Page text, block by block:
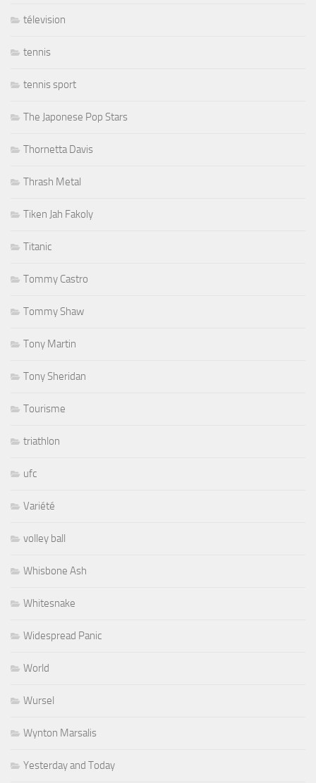
télevision
tennis
tennis sport
The Japonese Pop Stars
Thornetta Davis
Thrash Metal
Tiken Jah Fakoly
Titanic
Tommy Castro
Tommy Shaw
Tony Martin
Tony Sheridan
Tourisme
triathlon
ufc
Variété
volley ball
Whisbone Ash
Whitesnake
Widespread Panic
World
Wursel
Wynton Marsalis
Yesterday and Today